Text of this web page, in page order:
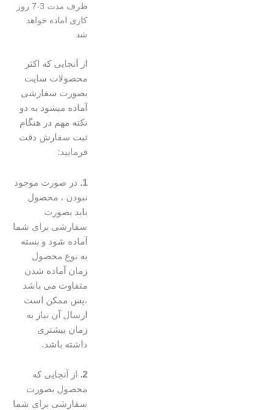
ظرف مدت 3-7 روز
کاری اماده خواهد
از آنجایی که اکثر
محصولات سایت
بصورت سفارشی
آماده میشود به دو
نکته مهم در هنگام
ثبت سفارش دقت
فرمایید:
در صورت موجود
نبودن ، محصول
باید بصورت
سفارشی برای شما
آماده شود و بسته
به نوع محصول
زمان آماده شدن
متفاوت می باشد
،پس ممکن است
ارسال آن نیاز به
زمان بیشتری
داشته باشد.
از آنجایی که
محصول بصورت
سفارشی برای شما